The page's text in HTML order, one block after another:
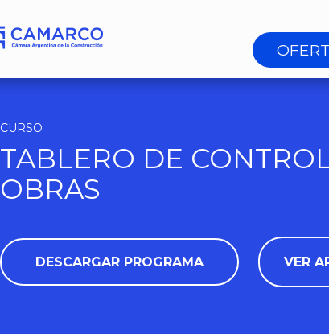
CURSO
TABLERO DE
OBRAS
DESCARGAR PROGRAMA VER